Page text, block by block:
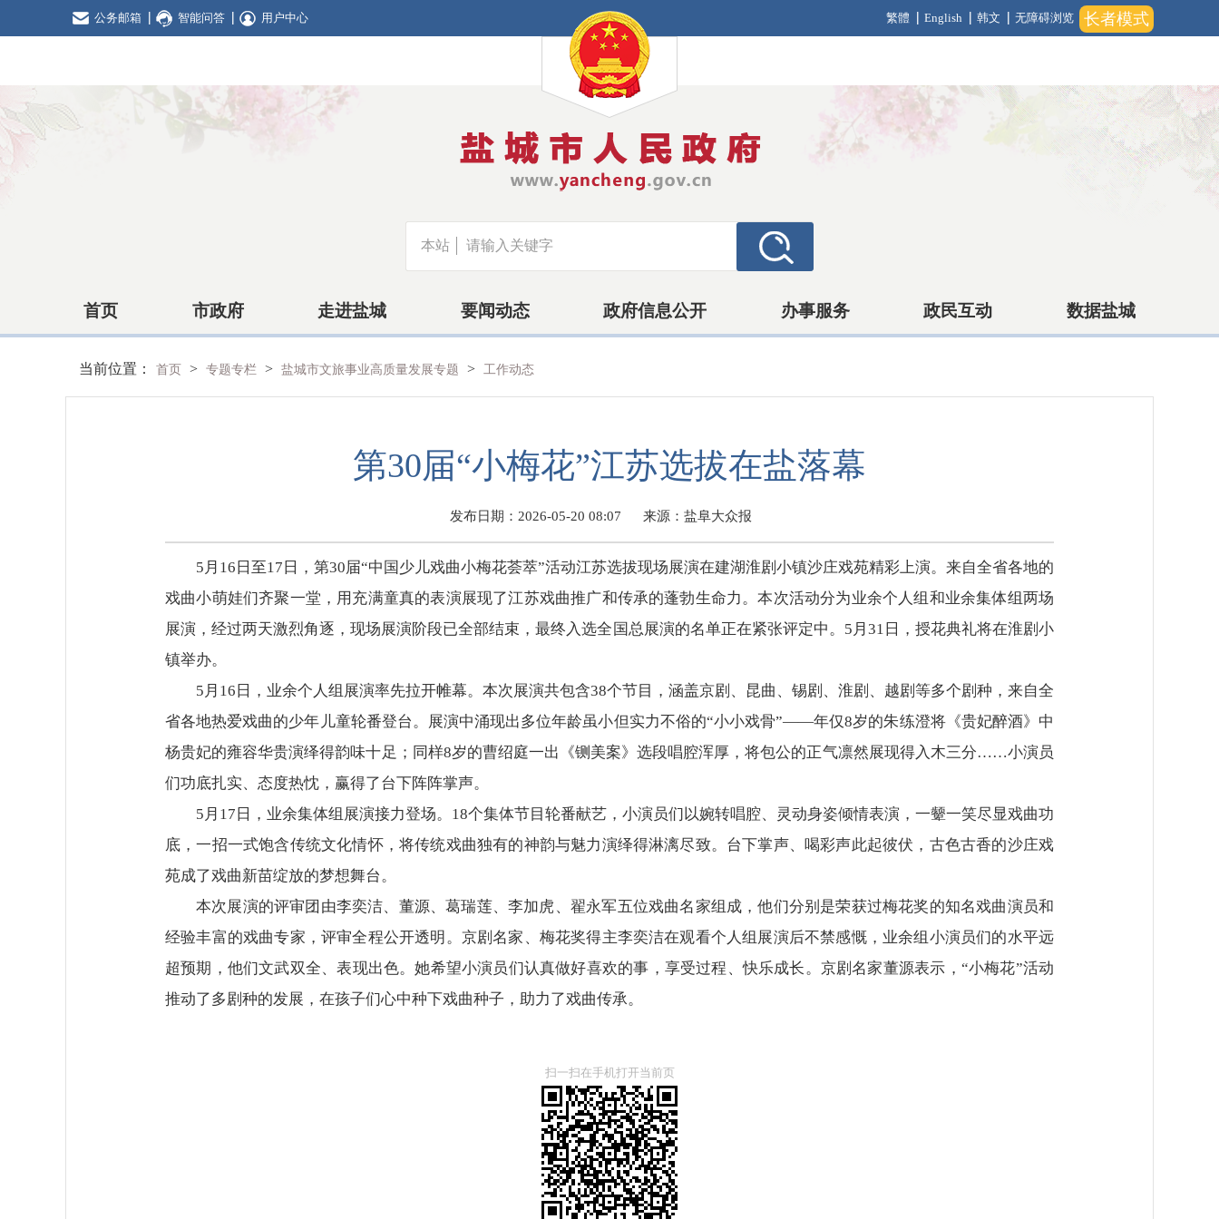
长者模式
公务邮箱 智能问答 用户中心 繁體 English 韩文 无障碍浏览
本站
首页 市政府 走进盐城 要闻动态 政府信息公开 办事服务 政民互动 数据盐城
当前位置： 首页 > 专题专栏 > 盐城市文旅事业高质量发展专题 > 工作动态
第30届“小梅花”江苏选拔在盐落幕
发布日期：2026-05-20 08:07 来源：盐阜大众报
5月16日至17日，第30届“中国少儿戏曲小梅花荟萃”活动江苏选拔现场展演在建湖淮剧小镇沙庄戏苑精彩上演。来自全省各地的
戏曲小萌娃们齐聚一堂，用充满童真的表演展现了江苏戏曲推广和传承的蓬勃生命力。本次活动分为业余个人组和业余集体组两场
展演，经过两天激烈角逐，现场展演阶段已全部结束，最终入选全国总展演的名单正在紧张评定中。5月31日，授花典礼将在淮剧小
镇举办。
5月16日，业余个人组展演率先拉开帷幕。本次展演共包含38个节目，涵盖京剧、昆曲、锡剧、淮剧、越剧等多个剧种，来自全
省各地热爱戏曲的少年儿童轮番登台。展演中涌现出多位年龄虽小但实力不俗的“小小戏骨”——年仅8岁的朱练澄将《贵妃醉酒》中
杨贵妃的雍容华贵演绎得韵味十足；同样8岁的曹绍庭一出《铡美案》选段唱腔浑厚，将包公的正气凛然展现得入木三分……小演员
们功底扎实、态度热忱，赢得了台下阵阵掌声。
5月17日，业余集体组展演接力登场。18个集体节目轮番献艺，小演员们以婉转唱腔、灵动身姿倾情表演，一颦一笑尽显戏曲功
底，一招一式饱含传统文化情怀，将传统戏曲独有的神韵与魅力演绎得淋漓尽致。台下掌声、喝彩声此起彼伏，古色古香的沙庄戏
苑成了戏曲新苗绽放的梦想舞台。
本次展演的评审团由李奕洁、董源、葛瑞莲、李加虎、翟永军五位戏曲名家组成，他们分别是荣获过梅花奖的知名戏曲演员和
经验丰富的戏曲专家，评审全程公开透明。京剧名家、梅花奖得主李奕洁在观看个人组展演后不禁感慨，业余组小演员们的水平远
超预期，他们文武双全、表现出色。她希望小演员们认真做好喜欢的事，享受过程、快乐成长。京剧名家董源表示，“小梅花”活动
推动了多剧种的发展，在孩子们心中种下戏曲种子，助力了戏曲传承。
扫一扫在手机打开当前页